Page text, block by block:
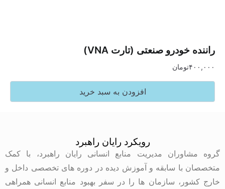
راننده خودرو صنعتی (تارت VNA)
۴۰۰,۰۰۰تومان
افزودن به سبد خرید
رویکرد رایان راهبرد
گروه مشاوران مدیریت منابع انسانی رایان راهبرد، با کمک
متخصصان با سابقه و آموزش دیده در دوره های تخصصی داخل و
خارج کشور، سازمان ها را در سفر بهبود منابع انسانی همراهی